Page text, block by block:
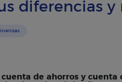
diferencias y
cuenta de ahorros y cuenta